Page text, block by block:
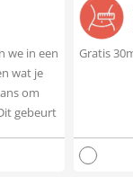
we in een
wat je
om
gebeurt
Gratis